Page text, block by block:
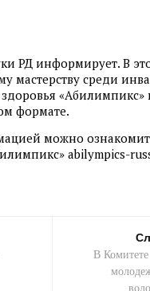
РД информирует. В
мастерству среди
«Абилимпикс»
формате.
можно
abilympics-
В